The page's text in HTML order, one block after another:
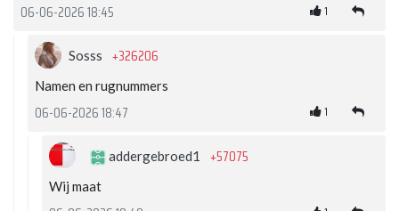
06-06-2026 18:45 1
Sosss +326206
Namen en rugnummers
06-06-2026 18:47 1
addergebroed1 +57075
Wij maat